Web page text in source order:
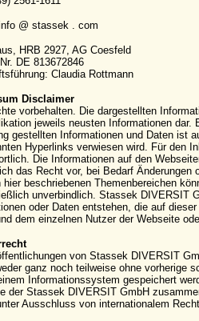
@ stassek . com
HRB 2927, AG Coesfeld
DE 813672846
Claudia Rottmann
Disclaimer
vorbehalten. Die dargestellten
jeweils neusten Informationen
gestellten Informationen und Daten ist
Hyperlinks verwiesen wird. Für den
Die Informationen auf den
das Recht vor, bei Bedarf Änderungen
hier beschriebenen Themenbereichen
unverbindlich. Stassek DIVERSIT
oder Daten entstehen, die auf
dem einzelnen Nutzer der Webseite
von Stassek DIVERSIT
ganz noch teilweise ohne vorherige
Informationssystem gespeichert
der Stassek DIVERSIT GmbH
Ausschluss von internationalem